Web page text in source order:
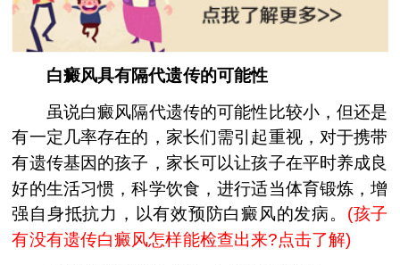
白癜风具有隔代遗传的可能性
虽说白癜风隔代遗传的可能性比较小，但还是
有一定几率存在的，家长们需引起重视，对于携带
有遗传基因的孩子，家长可以让孩子在平时养成良
好的生活习惯，科学饮食，进行适当体育锻炼，增
强自身抵抗力，以有效预防白癜风的发病。 (孩子
有没有遗传白癜风怎样能检查出来?点击了解)